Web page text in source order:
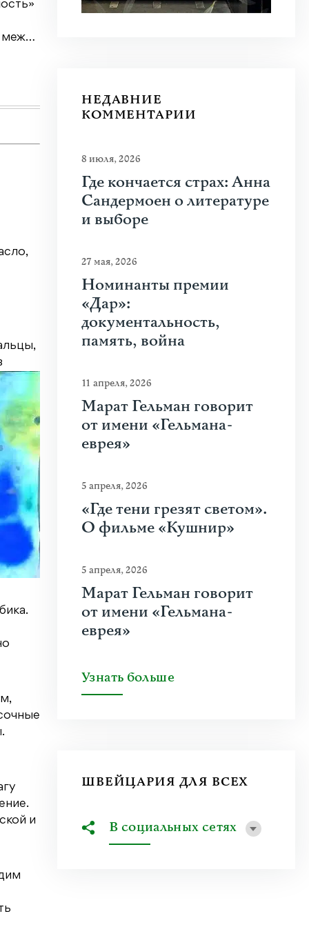
меж…
и
НЕДАВНИЕ
КОММЕНТАРИИ
8 июля, 2026
Где кончается страх: Анна
Сандермоен о литературе
и выборе
27 мая, 2026
Номинанты премии
«Дар»:
документальность,
память, война
11 апреля, 2026
Марат Гельман говорит
от имени «Гельмана-
еврея»
5 апреля, 2026
«Где тени грезят светом».
О фильме «Кушнир»
5 апреля, 2026
Марат Гельман говорит
от имени «Гельмана-
еврея»
Узнать больше
ШВЕЙЦАРИЯ ДЛЯ ВСЕХ
В социальных сетях